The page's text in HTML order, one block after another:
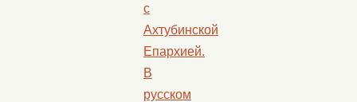
с
Ахтубинской
Епархией.
В
русском